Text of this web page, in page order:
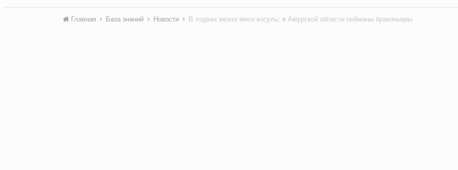
Главная База знаний Новости В лодках везли мясо косуль: в Амурской области пойманы браконьеры